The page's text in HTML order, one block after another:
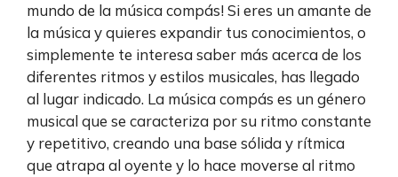
mundo de la música compás! Si eres un amante de
la música y quieres expandir tus conocimientos, o
simplemente te interesa saber más acerca de los
diferentes ritmos y estilos musicales, has llegado
al lugar indicado. La música compás es un género
musical que se caracteriza por su ritmo constante
y repetitivo, creando una base sólida y rítmica
que atrapa al oyente y lo hace moverse al ritmo